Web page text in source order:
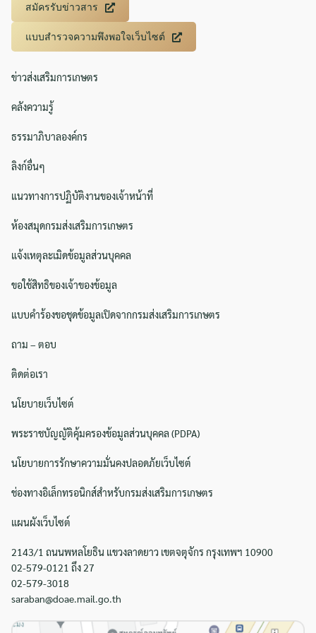
Search
for:
สมัครรับข่าวสาร
แบบสำรวจความพึงพอใจเว็บไซต์
ข่าวส่งเสริมการเกษตร
คลังความรู้
ธรรมาภิบาลองค์กร
ลิงก์อื่นๆ
แนวทางการปฏิบัติงานของเจ้าหน้าที่
ห้องสมุดกรมส่งเสริมการเกษตร
แจ้งเหตุละเมิดข้อมูลส่วนบุคคล
ขอใช้สิทธิของเจ้าของข้อมูล
แบบคำร้องขอชุดข้อมูลเปิดจากกรมส่งเสริมการเกษตร
ถาม – ตอบ
ติดต่อเรา
นโยบายเว็บไซต์
พระราชบัญญัติคุ้มครองข้อมูลส่วนบุคคล (PDPA)
นโยบายการรักษาความมั่นคงปลอดภัยเว็บไซต์
ช่องทางอิเล็กทรอนิกส์สำหรับกรมส่งเสริมการเกษตร
แผนผังเว็บไซต์
2143/1 ถนนพหลโยธิน แขวงลาดยาว เขตจตุจักร กรุงเทพฯ 10900
02-579-0121 ถึง 27
02-579-3018
saraban@doae.mail.go.th